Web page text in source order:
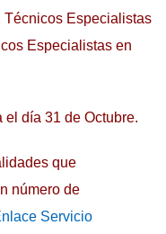
Técnicos Especialistas
Especialistas en
el día 31 de Octubre.
que
número de
Servicio